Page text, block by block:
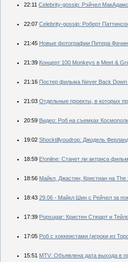
22:11 Сelebrity-gossip: Рэйчел
22:07 Сelebrity-gossip: Роберт
21:45 Новые фотографии Питера
21:39 Концерт 100 Monkeys в Meet &
21:16 Постер фильма Never Back
21:03 Отдельные проекты, в которых
20:59 Видео: Роб на съемках
19:02 Shocktillyoudrop: Джодель
18:59 Е!online: Станет ли актриса
18:56 Майкл, Джастин, Кристиан на
18:43 29.06 - Майкл Шин с Рейчел за
17:39 Рopsugar: Кристен Стюарт и
17:05 Роб с хоккеистами (игроки из
15:51 MTV: Объявлена дата выхода в